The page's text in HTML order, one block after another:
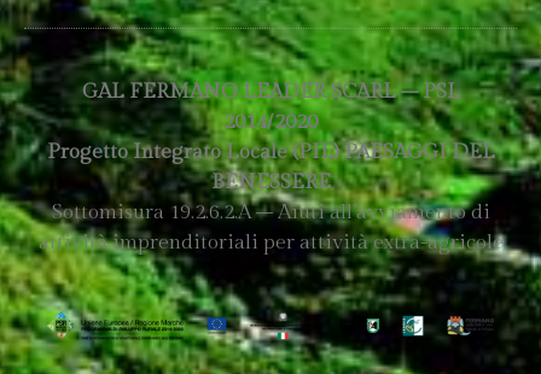
GAL FERMANO LEADER SCARL – PSL
2014/2020
Progetto Integrato Locale (PIL) PAESAGGI DEL
BENESSERE
Sottomisura 19.2.6.2.A – Aiuti all’avviamento di
attività imprenditoriali per attività extra-agricole